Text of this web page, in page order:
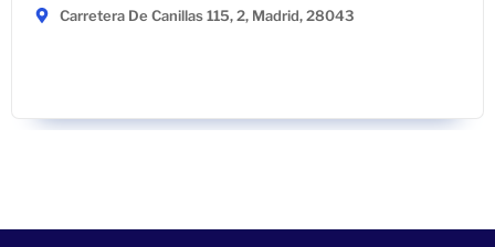
Carretera De Canillas 115, 2, Madrid, 28043